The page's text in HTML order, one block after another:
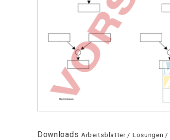
Downloads Arbeitsblätter / Lösungen /